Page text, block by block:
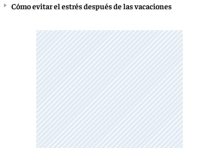
Cómo evitar el estrés después de las vacaciones